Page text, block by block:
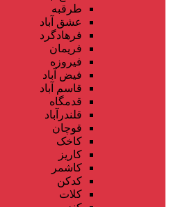
طرقبه
عشق آباد
فرهادگرد
فریمان
فیروزه
فیض آباد
قاسم آباد
قدمگاه
قلندرآباد
قوچان
کاخک
کاریز
کاشمر
کدکن
کلات